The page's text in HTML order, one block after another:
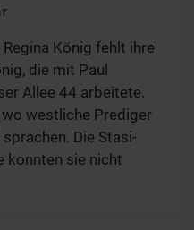
König fehlt ihre
die mit Paul
Allee 44 arbeitete.
westliche Prediger
Die Stasi-
konnten sie nicht